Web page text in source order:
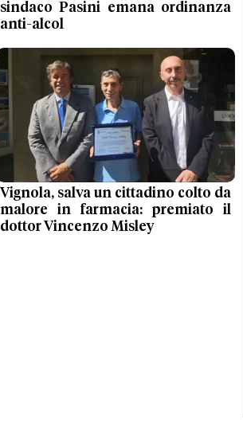
sindaco Pasini emana ordinanza
anti-alcol
Vignola, salva un cittadino colto da
malore in farmacia: premiato il
dottor Vincenzo Misley